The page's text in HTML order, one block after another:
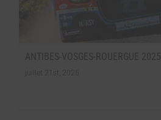
ANTIBES-VOSGES-ROUERGUE 2025
juillet 21st, 2025